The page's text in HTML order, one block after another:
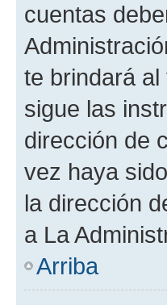
cuentas
te brindará
sigue las
dirección de
vez haya
la dirección
a La
Arriba